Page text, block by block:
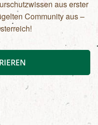
aus erster
Community aus –